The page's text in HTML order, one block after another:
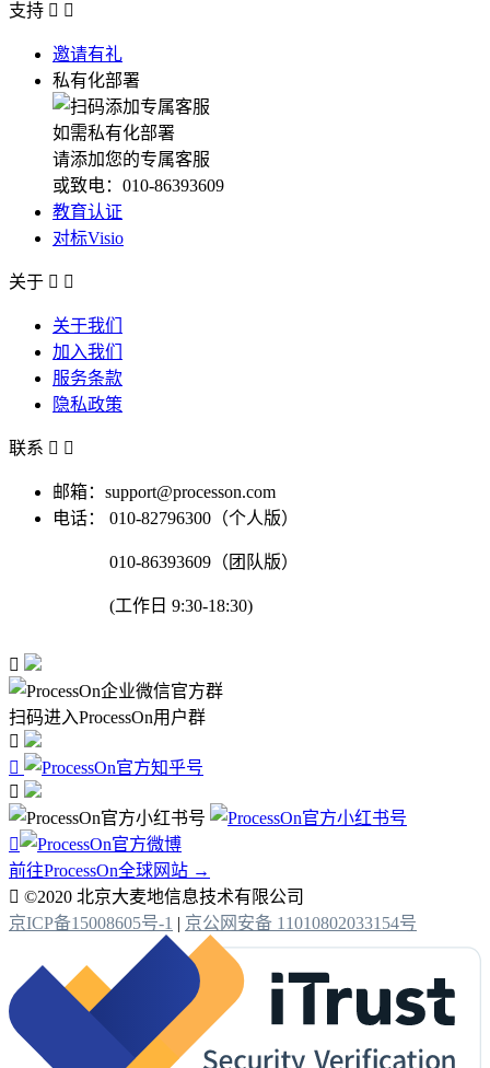
支持  
邀请有礼
私有化部署
如需私有化部署
请添加您的专属客服
或致电：010-86393609
教育认证
对标Visio
关于  
关于我们
加入我们
服务条款
隐私政策
联系  
邮箱：support@processon.com
电话：
010-82796300（个人版）
010-86393609（团队版）
(工作日 9:30-18:30)

扫码进入ProcessOn用户群




前往ProcessOn全球网站 →
 ©2020 北京大麦地信息技术有限公司
京ICP备15008605号-1 | 京公网安备 11010802033154号